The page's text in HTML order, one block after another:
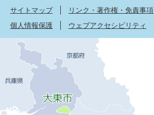
サイトマップ
リンク・著作権・免責事項
個人情報保護
ウェブアクセシビリティ